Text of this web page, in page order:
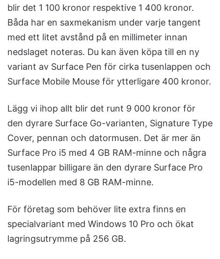
blir det 1 100 kronor respektive 1 400 kronor.
Båda har en saxmekanism under varje tangent
med ett litet avstånd på en millimeter innan
nedslaget noteras. Du kan även köpa till en ny
variant av Surface Pen för cirka tusenlappen och
Surface Mobile Mouse för ytterligare 400 kronor.
Lägg vi ihop allt blir det runt 9 000 kronor för
den dyrare Surface Go-varianten, Signature Type
Cover, pennan och datormusen. Det är mer än
Surface Pro i5 med 4 GB RAM-minne och några
tusenlappar billigare än den dyrare Surface Pro
i5-modellen med 8 GB RAM-minne.
För företag som behöver lite extra finns en
specialvariant med Windows 10 Pro och ökat
lagringsutrymme på 256 GB.